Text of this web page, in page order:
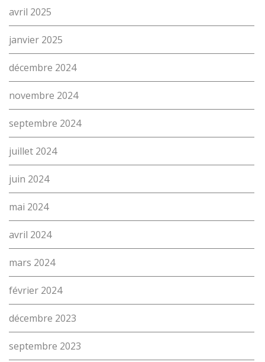
L’école
Formations
Promotion des métiers
Actualités
Contact
Emploi
proFonds
Portes ouvertes 2026
Cours interentreprises
Tests d’aptitudes
Recherche
(Par exemple: un métier ou une formation)
avril 2025
janvier 2025
décembre 2024
novembre 2024
septembre 2024
juillet 2024
juin 2024
mai 2024
avril 2024
mars 2024
février 2024
décembre 2023
septembre 2023